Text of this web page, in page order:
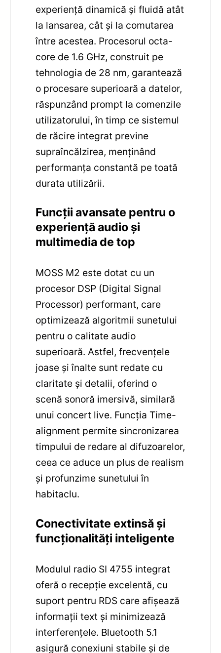
experiență dinamică și fluidă atât
la lansarea, cât și la comutarea
între acestea. Procesorul octa-
core de 1.6 GHz, construit pe
tehnologia de 28 nm, garantează
o procesare superioară a datelor,
răspunzând prompt la comenzile
utilizatorului, în timp ce sistemul
de răcire integrat previne
supraîncălzirea, menținând
performanța constantă pe toată
durata utilizării.
Funcții avansate pentru o
experiență audio și
multimedia de top
MOSS M2 este dotat cu un
procesor DSP (Digital Signal
Processor) performant, care
optimizează algoritmii sunetului
pentru o calitate audio
superioară. Astfel, frecvențele
joase și înalte sunt redate cu
claritate și detalii, oferind o
scenă sonoră imersivă, similară
unui concert live. Funcția Time-
alignment permite sincronizarea
timpului de redare al difuzoarelor,
ceea ce aduce un plus de realism
și profunzime sunetului în
habitaclu.
Conectivitate extinsă și
funcționalități inteligente
Modulul radio SI 4755 integrat
oferă o recepție excelentă, cu
suport pentru RDS care afișează
informații text și minimizează
interferențele. Bluetooth 5.1
asigură conexiuni stabile și de